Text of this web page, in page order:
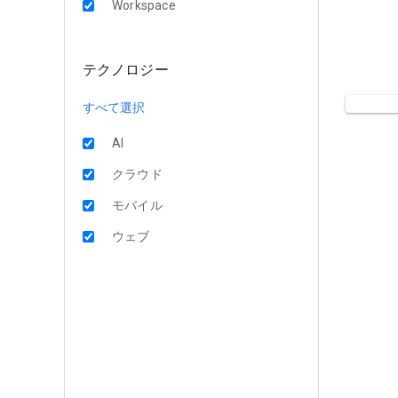
Workspace
テクノロジー
すべて選択
AI
クラウド
モバイル
ウェブ